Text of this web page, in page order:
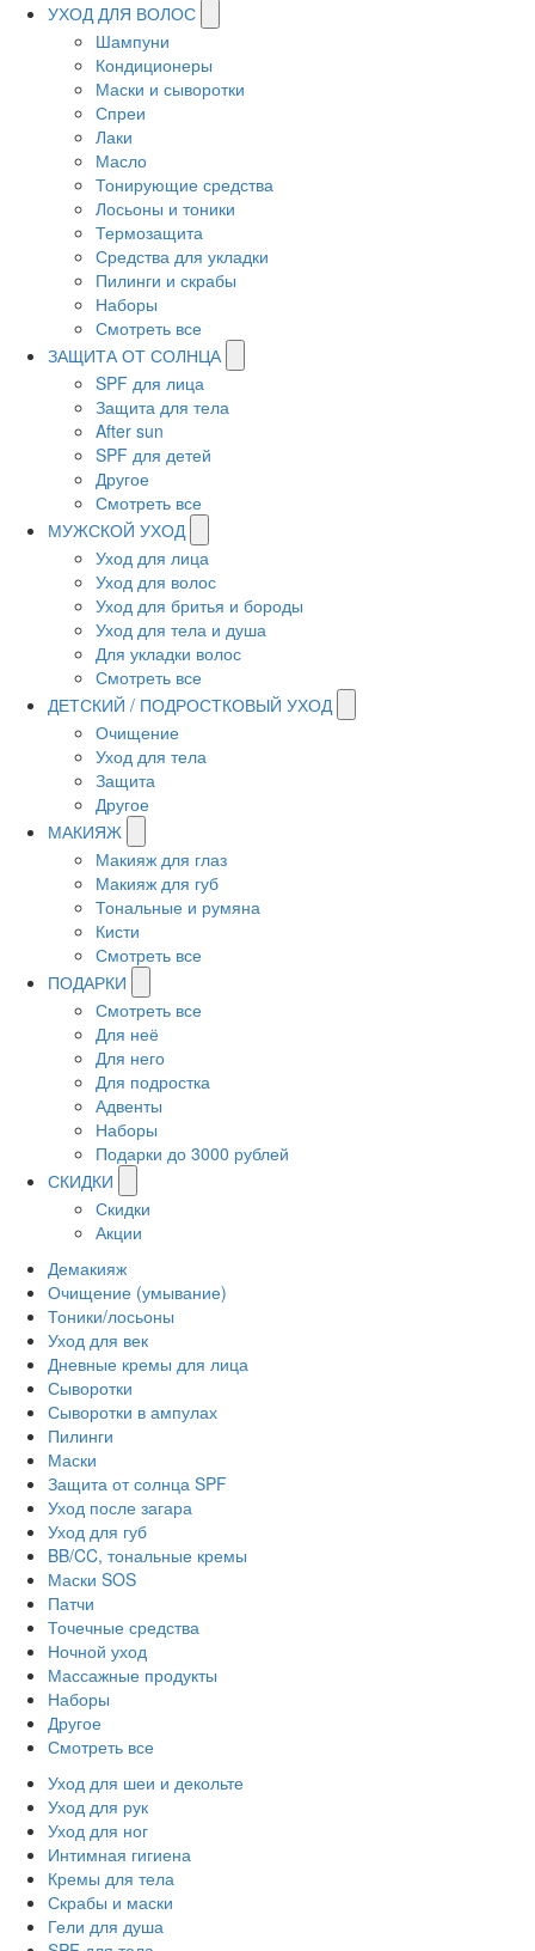
УХОД ДЛЯ ВОЛОС
Шампуни
Кондиционеры
Маски и сыворотки
Спреи
Лаки
Масло
Тонирующие средства
Лосьоны и тоники
Термозащита
Средства для укладки
Пилинги и скрабы
Наборы
Смотреть все
ЗАЩИТА ОТ СОЛНЦА
SPF для лица
Защита для тела
After sun
SPF для детей
Другое
Смотреть все
МУЖСКОЙ УХОД
Уход для лица
Уход для волос
Уход для бритья и бороды
Уход для тела и душа
Для укладки волос
Смотреть все
ДЕТСКИЙ / ПОДРОСТКОВЫЙ УХОД
Очищение
Уход для тела
Защита
Другое
МАКИЯЖ
Макияж для глаз
Макияж для губ
Тональные и румяна
Кисти
Смотреть все
ПОДАРКИ
Смотреть все
Для неё
Для него
Для подростка
Адвенты
Наборы
Подарки до 3000 рублей
СКИДКИ
Скидки
Акции
Демакияж
Очищение (умывание)
Тоники/лосьоны
Уход для век
Дневные кремы для лица
Сыворотки
Сыворотки в ампулах
Пилинги
Маски
Защита от солнца SPF
Уход после загара
Уход для губ
BB/CC, тональные кремы
Маски SOS
Патчи
Точечные средства
Ночной уход
Массажные продукты
Наборы
Другое
Смотреть все
Уход для шеи и декольте
Уход для рук
Уход для ног
Интимная гигиена
Кремы для тела
Скрабы и маски
Гели для душа